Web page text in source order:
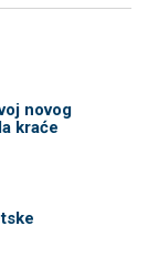
novog
kraće